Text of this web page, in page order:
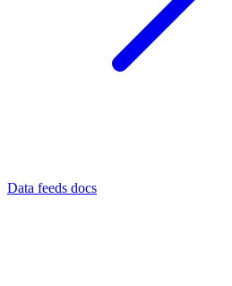
Data feeds docs